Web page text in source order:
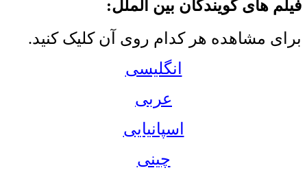
های گویندگان بین الملل:
مشاهده هر کدام روی آن کلیک کنید.
انگلیسی
عربی
اسپانیایی
چینی